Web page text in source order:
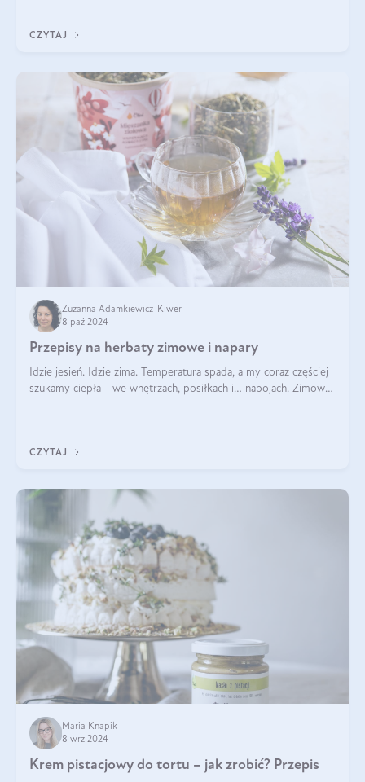
CZYTAJ
Zuzanna Adamkiewicz-Kiwer
8 paź 2024
Przepisy na herbaty zimowe i napary
Idzie jesień. Idzie zima. Temperatura spada, a my coraz częściej
szukamy ciepła - we wnętrzach, posiłkach i… napojach. Zimowe
CZYTAJ
Maria Knapik
8 wrz 2024
Krem pistacjowy do tortu – jak zrobić? Przepis